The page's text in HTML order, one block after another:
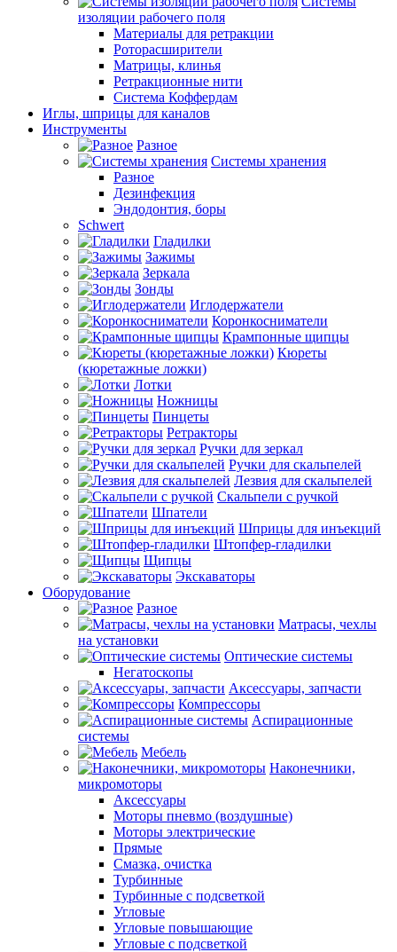
изоляции рабочего поля
Материалы для ретракции
Роторасширители
Матрицы, клинья
Ретракционные нити
Система Коффердам
Иглы, шприцы для каналов
Инструменты
Разное
Системы хранения
Разное
Дезинфекция
Эндодонтия, боры
Schwert
Гладилки
Зажимы
Зеркала
Зонды
Иглодержатели
Коронкосниматели
Крампонные щипцы
Кюреты
(кюретажные ложки)
Лотки
Ножницы
Пинцеты
Ретракторы
Ручки для зеркал
Ручки для скальпелей
Лезвия для скальпелей
Скальпели с ручкой
Шпатели
Шприцы для инъекций
Штопфер-гладилки
Щипцы
Экскаваторы
Оборудование
Разное
Матрасы, чехлы
на установки
Оптические системы
Негатоскопы
Аксессуары, запчасти
Компрессоры
Аспирационные
системы
Мебель
Наконечники,
микромоторы
Аксессуары
Моторы пневмо (воздушные)
Моторы электрические
Прямые
Смазка, очистка
Турбинные
Турбинные с подсветкой
Угловые
Угловые повышающие
Угловые с подсветкой